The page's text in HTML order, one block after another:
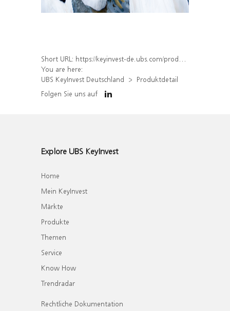
Short URL: https://keyinvest-de.ubs.com/produkt/detail/index/isin/DE000WA3KDX0
You are here:
UBS KeyInvest Deutschland
Produktdetail
Folgen Sie uns auf
Explore UBS KeyInvest
Home
Mein KeyInvest
Märkte
Produkte
Themen
Service
Know How
Trendradar
Rechtliche Dokumentation